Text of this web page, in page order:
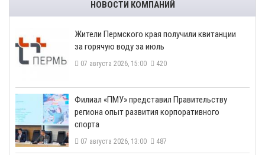
НОВОСТИ КОМПАНИЙ
​Жители Пермского края получили квитанции
за горячую воду за июль
07 августа 2026, 15:00 420
​Филиал «ПМУ» представил Правительству
региона опыт развития корпоративного
спорта
07 августа 2026, 13:00 487